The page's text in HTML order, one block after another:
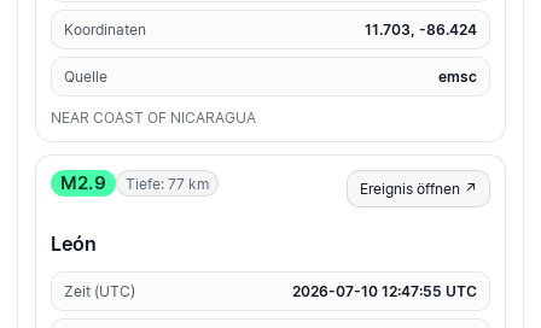
Koordinaten 11.703, -86.424
Quelle emsc
NEAR COAST OF NICARAGUA
M2.9 Tiefe: 77 km Ereignis öffnen ↗
León
Zeit (UTC) 2026-07-10 12:47:55 UTC